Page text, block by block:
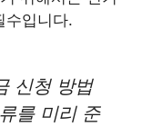
수입니다.
신청 방법
를 미리 준